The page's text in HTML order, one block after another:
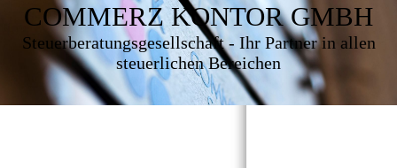
COMMERZ KONTOR GMBH
Steuerberatungsgesellschaft - Ihr Partner in allen
steuer­lichen Bereichen